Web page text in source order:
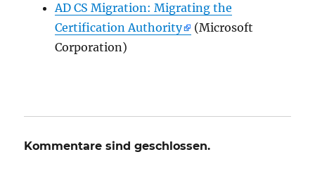
AD CS Migration: Migrating the
Certification Authority
(Microsoft
Corporation)
Kommentare sind geschlossen.